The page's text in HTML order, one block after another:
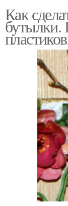
Как
бутылки.